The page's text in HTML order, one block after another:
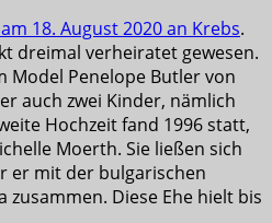
18. August 2020 an Krebs.
dreimal verheiratet gewesen.
Model Penelope Butler von
auch zwei Kinder, nämlich
Hochzeit fand 1996 statt,
Moerth. Sie ließen sich
er mit der bulgarischen
zusammen. Diese Ehe hielt bis